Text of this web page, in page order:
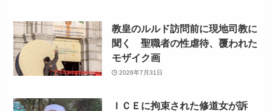
教皇のルルド訪問前に現地司教に
聞く 聖職者の性虐待、覆われた
モザイク画
2026年7月31日
ＩＣＥに拘束された修道女が訴